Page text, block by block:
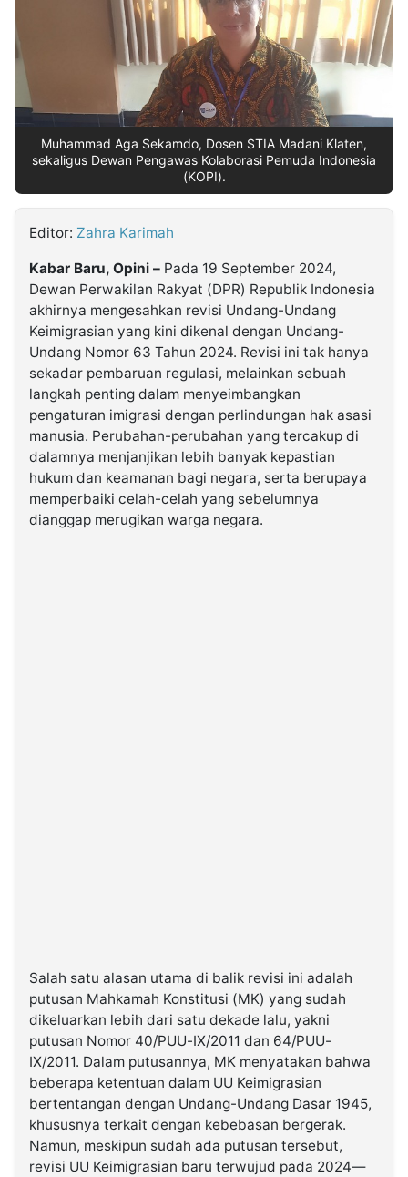
Insight
NTB
Suara
Time
Lens
IDN
Daily
Jogja
Jalan
Rakyat
Idealita
News
Kita
Notice
Dinamikapost.com
Radar
Baru
Seedbacklink
Follow
Kabarbaru
Kabarbaru.co
2026
Kabarbaru
Media
Holding
Muhammad Aga Sekamdo, Dosen STIA Madani Klaten,
sekaligus Dewan Pengawas Kolaborasi Pemuda Indonesia
(KOPI).
Editor: Zahra Karimah
Kabar Baru, Opini – Pada 19 September 2024,
Dewan Perwakilan Rakyat (DPR) Republik Indonesia
akhirnya mengesahkan revisi Undang-Undang
Keimigrasian yang kini dikenal dengan Undang-
Undang Nomor 63 Tahun 2024. Revisi ini tak hanya
sekadar pembaruan regulasi, melainkan sebuah
langkah penting dalam menyeimbangkan
pengaturan imigrasi dengan perlindungan hak asasi
manusia. Perubahan-perubahan yang tercakup di
dalamnya menjanjikan lebih banyak kepastian
hukum dan keamanan bagi negara, serta berupaya
memperbaiki celah-celah yang sebelumnya
dianggap merugikan warga negara.
Salah satu alasan utama di balik revisi ini adalah
putusan Mahkamah Konstitusi (MK) yang sudah
dikeluarkan lebih dari satu dekade lalu, yakni
putusan Nomor 40/PUU-IX/2011 dan 64/PUU-
IX/2011. Dalam putusannya, MK menyatakan bahwa
beberapa ketentuan dalam UU Keimigrasian
bertentangan dengan Undang-Undang Dasar 1945,
khususnya terkait dengan kebebasan bergerak.
Namun, meskipun sudah ada putusan tersebut,
revisi UU Keimigrasian baru terwujud pada 2024—